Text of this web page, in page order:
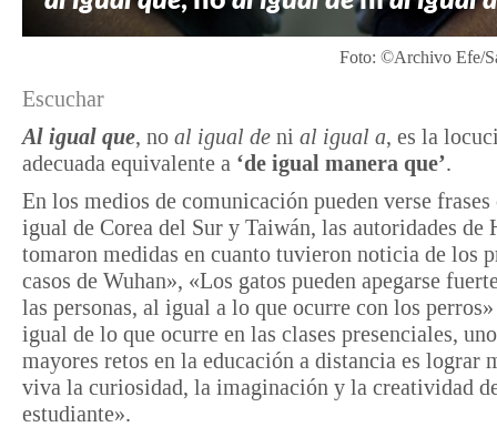
Foto: ©Archivo Efe/
Escuchar
Al igual que, no al igual de ni al igual a, es la
adecuada equivalente a ‘de igual manera que’.
En los medios de comunicación pueden verse
igual de Corea del Sur y Taiwán, las autoridades de
tomaron medidas en cuanto tuvieron noticia de los
casos de Wuhan», «Los gatos pueden apegarse
las personas, al igual a lo que ocurre con los
igual de lo que ocurre en las clases presenciales,
mayores retos en la educación a distancia es lograr
viva la curiosidad, la imaginación y la creatividad
estudiante».